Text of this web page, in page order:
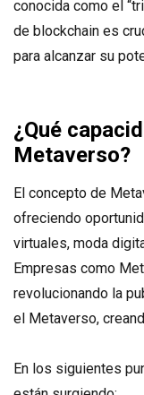
conocida como el
de blockchain es
para alcanzar su
¿Qué
Metaverso?
El concepto de
ofreciendo
virtuales, moda
Empresas como
revolucionando la
el Metaverso,
En los siguientes